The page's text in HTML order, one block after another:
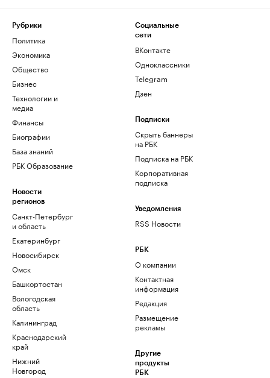
Рубрики
Политика
Экономика
Общество
Бизнес
Технологии и
медиа
Финансы
Биографии
База знаний
РБК Образование
Новости
регионов
Санкт-Петербург
и область
Екатеринбург
Новосибирск
Омск
Башкортостан
Вологодская
область
Калининград
Краснодарский
край
Нижний
Новгород
Социальные
сети
ВКонтакте
Одноклассники
Telegram
Дзен
Подписки
Скрыть баннеры
на РБК
Подписка на РБК
Корпоративная
подписка
Уведомления
RSS Новости
РБК
О компании
Контактная
информация
Редакция
Размещение
рекламы
Другие
продукты
РБК